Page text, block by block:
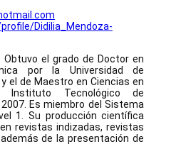
Didilia_Mendoza-
Obtuvo el grado de Doctor en
por la Universidad de
el de Maestro en Ciencias en
Instituto Tecnológico de
Es miembro del Sistema
1. Su producción científica
revistas indizadas, revistas
de la presentación de